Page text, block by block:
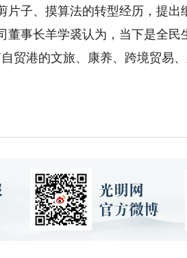
片子、摸算法的转型经历，提
董事长羊学裘认为，当下是全民
贸港的文旅、康养、跨境贸易